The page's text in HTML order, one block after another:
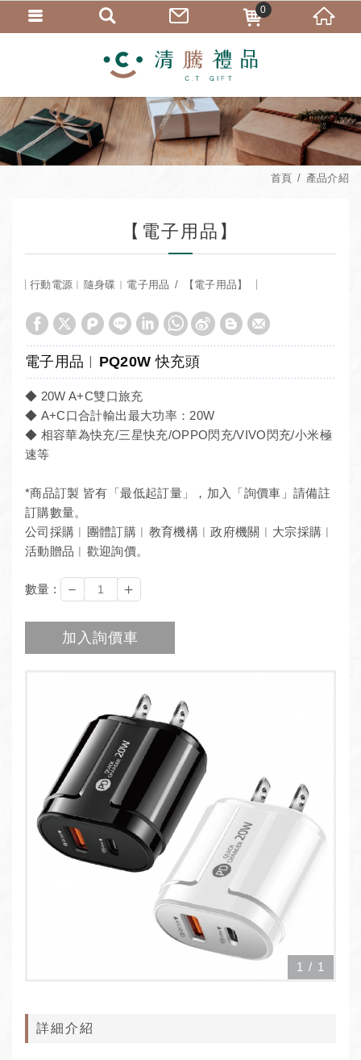
首頁 產品介紹
【電子用品】
行動電源︱隨身碟︱電子用品 【電子用品】
電子用品︱PQ20W 快充頭
◆ 20W A+C雙口旅充
◆ A+C口合計輸出最大功率：20W
◆ 相容華為快充/三星快充/OPPO閃充/VIVO閃充/小米極
速等
*商品訂製 皆有「最低起訂量」，加入「詢價車」請備註
訂購數量。
公司採購︱團體訂購︱教育機構︱政府機關︱大宗採購︱
活動贈品︱歡迎詢價。
數量 : － ＋
加入詢價車
1 / 1
詳細介紹
0